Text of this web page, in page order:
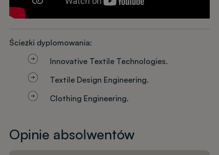
Ścieżki dyplomowania:
Innovative Textile Technologies.
Textile Design Engineering.
Clothing Engineering.
Opinie absolwentów